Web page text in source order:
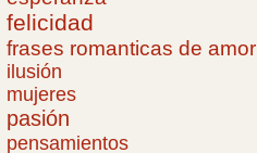
felicidad
frases romanticas de amor
ilusión
mujeres
pasión
pensamientos